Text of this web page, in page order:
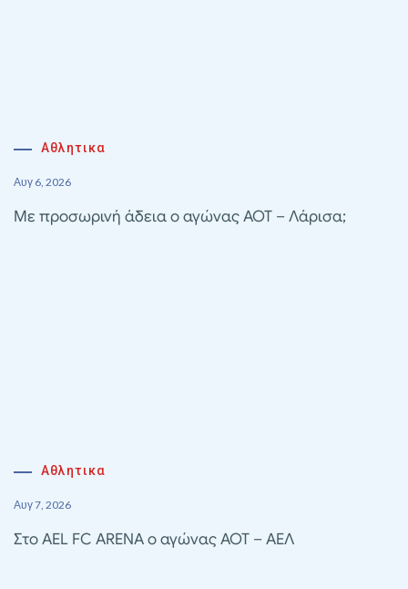
Αθλητικα
Αυγ 6, 2026
Με προσωρινή άδεια ο αγώνας ΑΟΤ – Λάρισα;
Αθλητικα
Αυγ 7, 2026
Στο AEL FC ARENA ο αγώνας ΑΟΤ – ΑΕΛ